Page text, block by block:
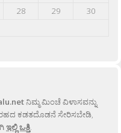
28 29
30
ನಿಮ್ಮ ಮಿಂಚೆ ವಿಳಾಸವನ್ನು
ಬರಹದ ಕಡತದೊಡನೆ ಸೇರಿಸಬೇಡಿ,
ಇಲ್ಲಿ ಒತ್ತಿ.